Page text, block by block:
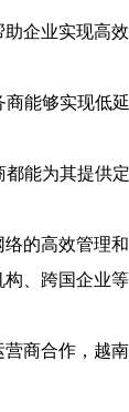
企业实现高
能够实现低
能为其提供
的高效管理
、跨国企业
商合作，越